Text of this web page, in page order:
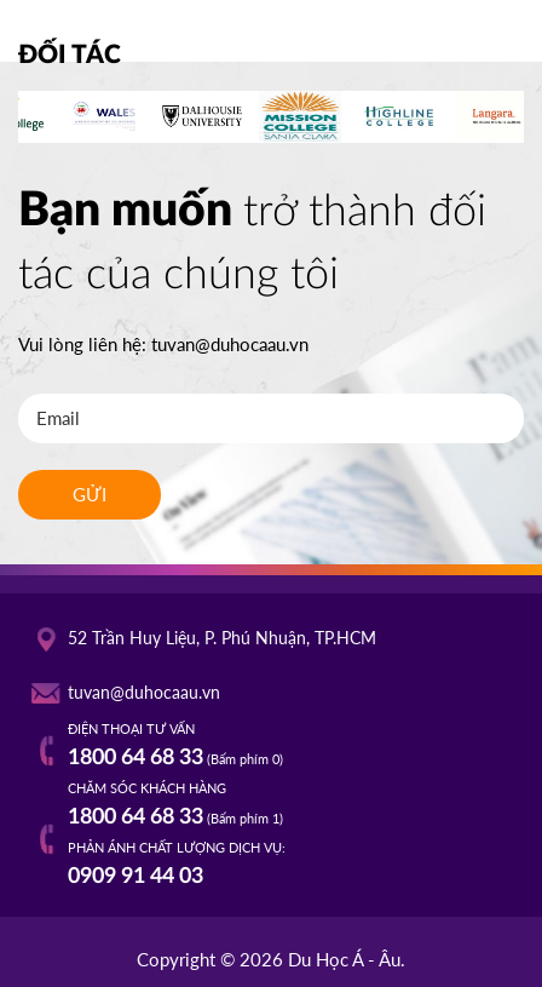
ĐỐI TÁC
Bạn muốn trở thành đối
tác của chúng tôi
Vui lòng liên hệ:tuvan@duhocaau.vn
GỬI
52 Trần Huy Liệu, P. Phú Nhuận, TP.HCM
tuvan@duhocaau.vn
ĐIỆN THOẠI TƯ VẤN
1800 64 68 33(Bấm phím 0)
CHĂM SÓC KHÁCH HÀNG
1800 64 68 33(Bấm phím 1)
PHẢN ÁNH CHẤT LƯỢNG DỊCH VỤ:
0909 91 44 03
Copyright © 2026 Du Học Á - Âu.